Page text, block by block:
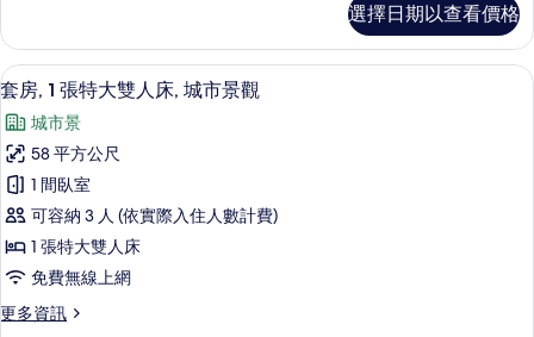
觀
的
所
有
相
片
房
大
床
市
景
觀
的
詳
情
選擇日期以查看價格
顯
示
套
房,
張
特
大
雙
高級寢具、羽絨被、迷你吧、客房內保
14
套房, 1 張特大雙人床, 城市景觀
城市景
58 平方公尺
1 間臥室
可容納 3 人 (依實際入住人數計費)
1 張特大雙人床
免費無線上網
更多資訊
更